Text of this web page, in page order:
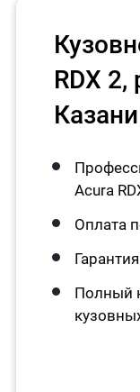
RDX 2,
Казани
Acura
Оплата
Полный